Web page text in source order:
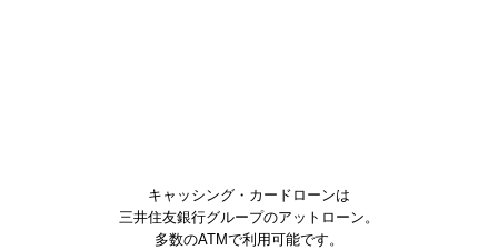
キャッシング・カードローンは
三井住友銀行グループのアットローン。
多数のATMで利用可能です。